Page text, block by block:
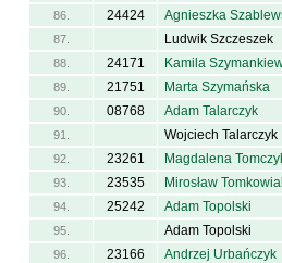
86. 24424 Agnieszka
87. Ludwik Szczeszek
88. 24171 Kamila
89. 21751 Marta Szymańska
90. 08768 Adam Talarczyk
91. Wojciech Talarczyk
92. 23261 Magdalena
93. 23535 Mirosław
94. 25242 Adam Topolski
95. Adam Topolski
96. 23166 Andrzej Urbańczyk